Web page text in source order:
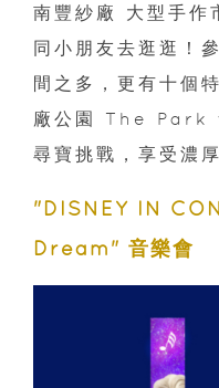
南豐紗廠 大型手作
同小朋友去逛逛！
間之多，更有十個
廠公園 The Park
尋寶挑戰，享受濃
"DISNEY IN
Dream" 音樂會